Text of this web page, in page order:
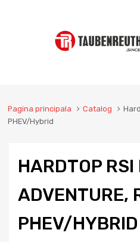
Pagina principala Catalog
PHEV/Hybrid
HARDTOP RSI
ADVENTURE,
PHEV/HYBRID